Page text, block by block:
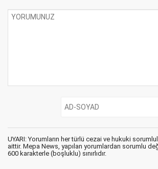
UYARI: Yorumların her türlü cezai ve hukuki
aittir. Mepa News, yapılan yorumlardan sorumlu
600 karakterle (boşluklu) sınırlıdır.